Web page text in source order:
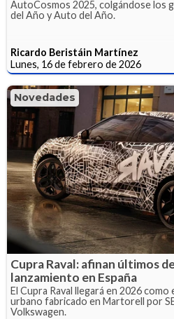
AutoCosmos 2025, colgándose los
del Año y Auto del Año.
Ricardo Beristáin Martínez
Lunes, 16 de febrero de 2026
Novedades
Cupra Raval: afinan últimos
lanzamiento en España
El Cupra Raval llegará en 2026
urbano fabricado en Martorell por
Volkswagen.